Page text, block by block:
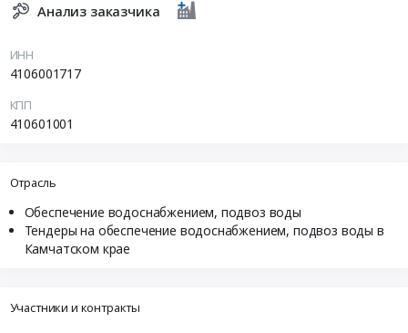
Анализ заказчика
ИНН
4106001717
КПП
410601001
Отрасль
Обеспечение водоснабжением, подвоз воды
Тендеры на обеспечение водоснабжением, подвоз воды в
Камчатском крае
Участники и контракты